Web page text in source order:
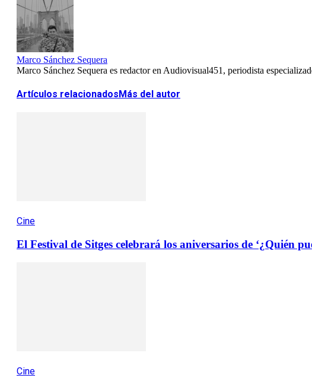
Marco Sánchez Sequera
Marco Sánchez Sequera es redactor en Audiovisual451, periodista
Artículos relacionadosMás del autor
Cine
El Festival de Sitges celebrará los aniversarios de ‘¿Quién
Cine